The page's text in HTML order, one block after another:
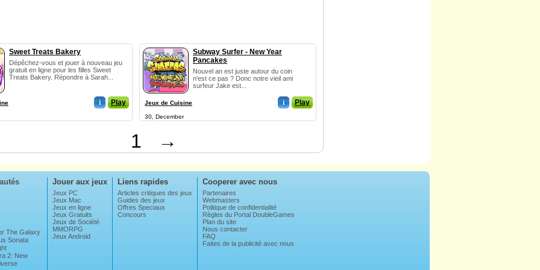
Sweet Treats Bakery
Dépêchez-vous et jouer à nouveau jeu
gratuit en ligne pour les filles Sweet
Treats Bakery. Répondre à Sarah...
i Play
Subway Surfer - New Year
Pancakes
Nouvel an est juste autour du coin
n'est ce pas ? Donc notre vieil ami
surfeur Jake est...
Jeux de Cuisine i Play
30, December
1 →
The Galaxy
Sonata
2: New
Jouer aux jeux
Jeux PC
Jeux Mac
Jeux en ligne
Jeux Gratuits
Jeux de Société
MMORPG
Jeux Android
Liens rapides
Articles critiques des jeux
Guides des jeux
Offres Speciaux
Concours
Cooperer avec nous
Partenaires
Webmasters
Politique de confidentialité
Règles du Portal DoubleGames
Plan du site
Nous contacter
FAQ
Faites de la publicité avec nous